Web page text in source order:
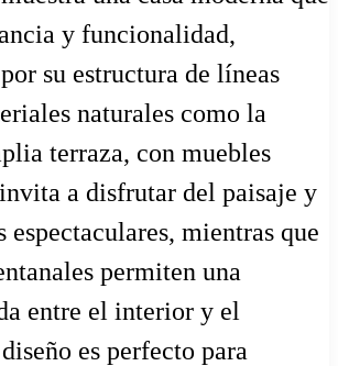
y funcionalidad,
su estructura de líneas
naturales como la
terraza, con muebles
a disfrutar del paisaje y
espectaculares, mientras que
permiten una
entre el interior y el
es perfecto para